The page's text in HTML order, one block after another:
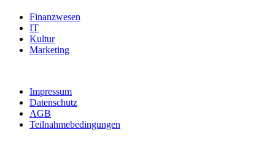
Finanzwesen
IT
Kultur
Marketing
Impressum
Datenschutz
AGB
Teilnahmebedingungen